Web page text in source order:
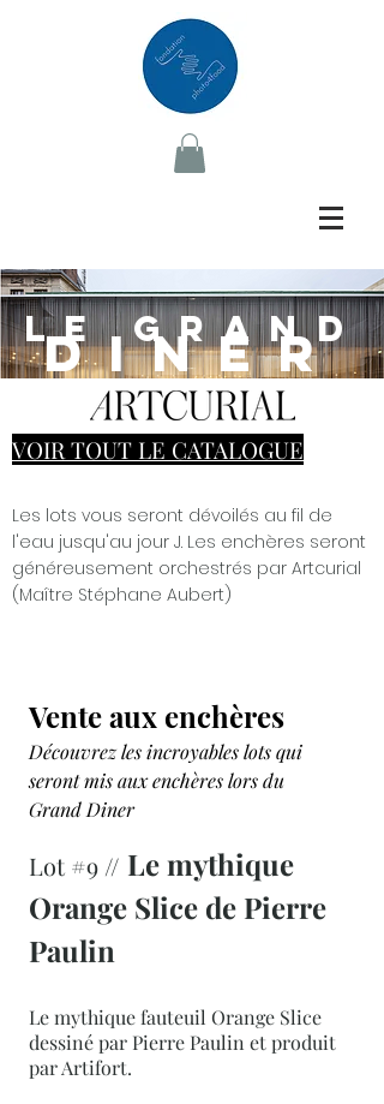
LE GRAND
DINER
VOIR TOUT LE CATALOGUE
Les lots vous seront dévoilés au fil de
l'eau jusqu'au jour J. Les enchères seront
généreusement orchestrés par Artcurial
(Maître Stéphane Aubert)
Vente aux enchères
Découvrez les incroyables lots qui
seront mis aux enchères lors du
Grand Diner
Lot #9 // Le mythique
Orange Slice de Pierre
Paulin
Le mythique fauteuil Orange Slice
dessiné par Pierre Paulin et produit
par Artifort.